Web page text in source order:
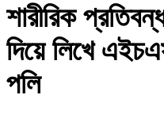
শারীরিক
দিয়ে লিখে
পলি